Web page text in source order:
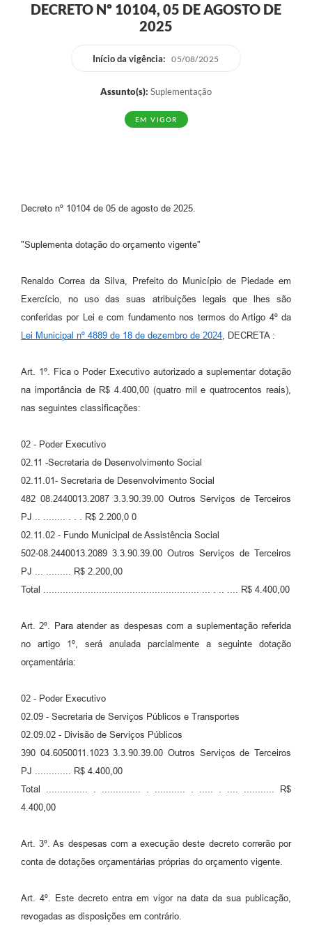
DECRETO Nº 10104, 05 DE AGOSTO DE
2025
Início da vigência: 05/08/2025
Assunto(s): Suplementação
EM VIGOR
Decreto nº 10104 de 05 de agosto de 2025.
"Suplementa dotação do orçamento vigente"
Renaldo Correa da Silva, Prefeito do Município de Piedade em
Exercício, no uso das suas atribuições legais que lhes são
conferidas por Lei e com fundamento nos termos do Artigo 4º da
Lei Municipal nº 4889 de 18 de dezembro de 2024, DECRETA :
Art. 1º. Fica o Poder Executivo autorizado a suplementar dotação
na importância de R$ 4.400,00 (quatro mil e quatrocentos reais),
nas seguintes classificações:
02 - Poder Executivo
02.11 -Secretaria de Desenvolvimento Social
02.11.01- Secretaria de Desenvolvimento Social
482 08.2440013.2087 3.3.90.39.00 Outros Serviços de Terceiros
PJ .. ........ . . . R$ 2.200,0 0
02.11.02 - Fundo Municipal de Assistência Social
502-08.2440013.2089 3.3.90.39.00 Outros Serviços de Terceiros
PJ ... ......... R$ 2.200,00
Total ........................................................ ... . .. .... R$ 4.400,00
Art. 2º. Para atender as despesas com a suplementação referida
no artigo 1º, será anulada parcialmente a seguinte dotação
orçamentária:
02 - Poder Executivo
02.09 - Secretaria de Serviços Públicos e Transportes
02.09.02 - Divisão de Serviços Públicos
390 04.6050011.1023 3.3.90.39.00 Outros Serviços de Terceiros
PJ ............. R$ 4.400,00
Total ............... . .............. . ........... . ..... . .... ........... R$
4.400,00
Art. 3º. As despesas com a execução deste decreto correrão por
conta de dotações orçamentárias próprias do orçamento vigente.
Art. 4º. Este decreto entra em vigor na data da sua publicação,
revogadas as disposições em contrário.